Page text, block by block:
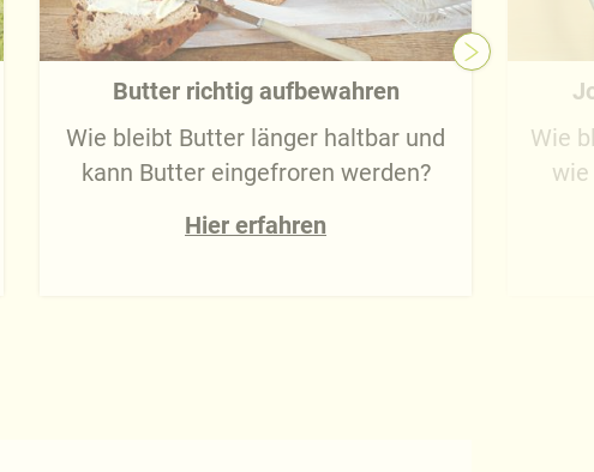
Butter richtig aufbewahren
Wie bleibt Butter länger haltbar und
kann Butter eingefroren werden?
Hier erfahren
Wie